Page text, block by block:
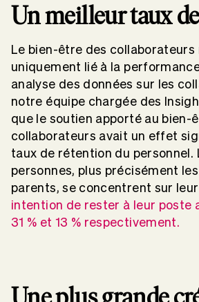
Un meilleur taux
Le bien-être des collaborateurs
uniquement lié à la
analyse des données sur les
notre équipe chargée des
que le soutien apporté au bien-
collaborateurs avait un effet
taux de rétention du personnel.
personnes, plus précisément
parents, se concentrent sur
intention de rester à leur poste
31 % et 13 % respectivement.